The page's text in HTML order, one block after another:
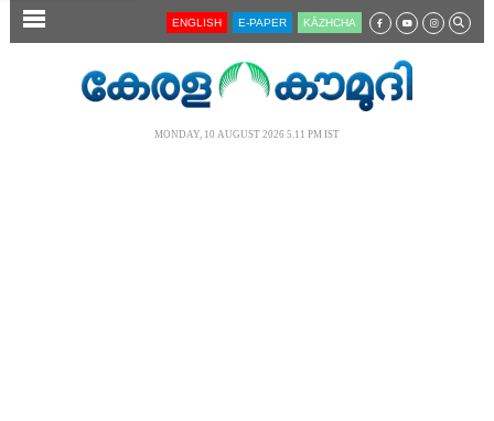
SECTIONS ENGLISH E-PAPER KĀZHCHA
MONDAY, 10 AUGUST 2026 5.11 PM IST